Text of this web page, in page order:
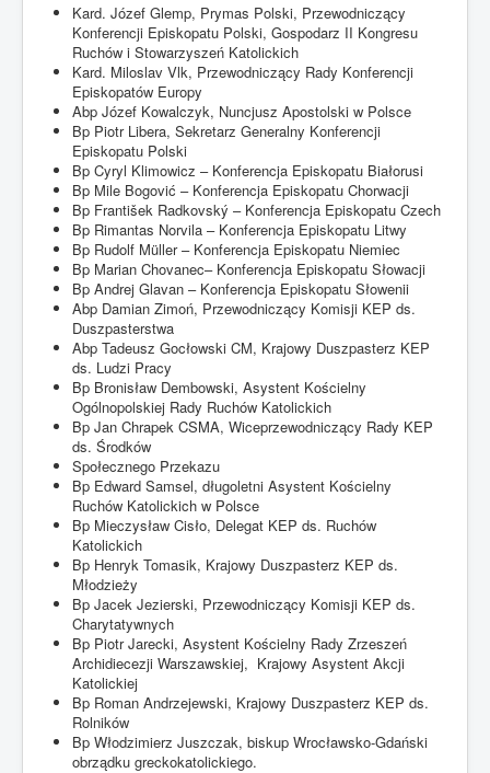
Kard. Józef Glemp, Prymas Polski, Przewodniczący
Konferencji Episkopatu Polski, Gospodarz II Kongresu
Ruchów i Stowarzyszeń Katolickich
Kard. Miloslav Vlk, Przewodniczący Rady Konferencji
Episkopatów Europy
Abp Józef Kowalczyk, Nuncjusz Apostolski w Polsce
Bp Piotr Libera, Sekretarz Generalny Konferencji
Episkopatu Polski
Bp Cyryl Klimowicz – Konferencja Episkopatu Białorusi
Bp Mile Bogović – Konferencja Episkopatu Chorwacji
Bp František Radkovský – Konferencja Episkopatu Czech
Bp Rimantas Norvila – Konferencja Episkopatu Litwy
Bp Rudolf Müller – Konferencja Episkopatu Niemiec
Bp Marian Chovanec– Konferencja Episkopatu Słowacji
Bp Andrej Glavan – Konferencja Episkopatu Słowenii
Abp Damian Zimoń, Przewodniczący Komisji KEP ds.
Duszpasterstwa
Abp Tadeusz Gocłowski CM, Krajowy Duszpasterz KEP
ds. Ludzi Pracy
Bp Bronisław Dembowski, Asystent Kościelny
Ogólnopolskiej Rady Ruchów Katolickich
Bp Jan Chrapek CSMA, Wiceprzewodniczący Rady KEP
ds. Środków
Społecznego Przekazu
Bp Edward Samsel, długoletni Asystent Kościelny
Ruchów Katolickich w Polsce
Bp Mieczysław Cisło, Delegat KEP ds. Ruchów
Katolickich
Bp Henryk Tomasik, Krajowy Duszpasterz KEP ds.
Młodzieży
Bp Jacek Jezierski, Przewodniczący Komisji KEP ds.
Charytatywnych
Bp Piotr Jarecki, Asystent Kościelny Rady Zrzeszeń
Archidiecezji Warszawskiej, Krajowy Asystent Akcji
Katolickiej
Bp Roman Andrzejewski, Krajowy Duszpasterz KEP ds.
Rolników
Bp Włodzimierz Juszczak, biskup Wrocławsko-Gdański
obrządku greckokatolickiego.